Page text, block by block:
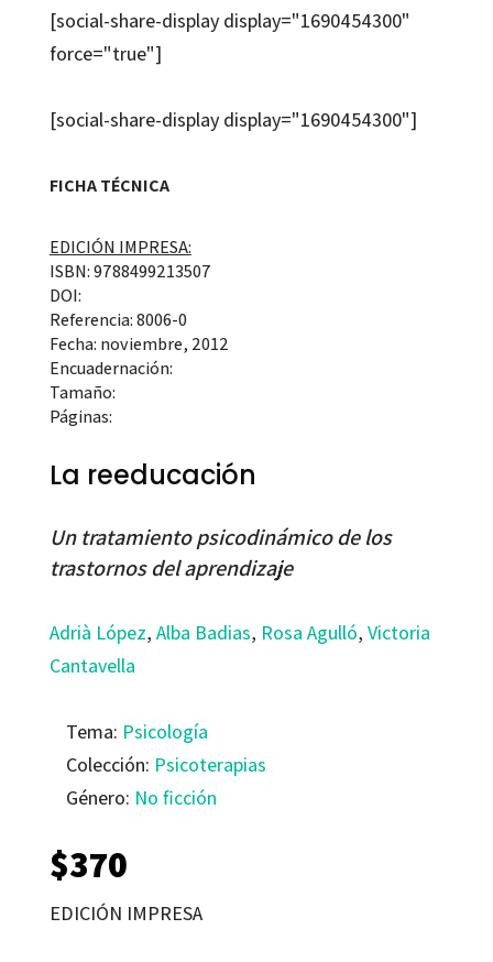
[social-share-display display="1690454300"
force="true"]
[social-share-display display="1690454300"]
FICHA TÉCNICA
EDICIÓN IMPRESA:
ISBN: 9788499213507
DOI:
Referencia: 8006-0
Fecha: noviembre, 2012
Encuadernación:
Tamaño:
Páginas:
La reeducación
Un tratamiento psicodinámico de los
trastornos del aprendizaje
Adrià López, Alba Badias, Rosa Agulló, Victoria
Cantavella
Tema: Psicología
Colección: Psicoterapias
Género: No ficción
$370
EDICIÓN IMPRESA